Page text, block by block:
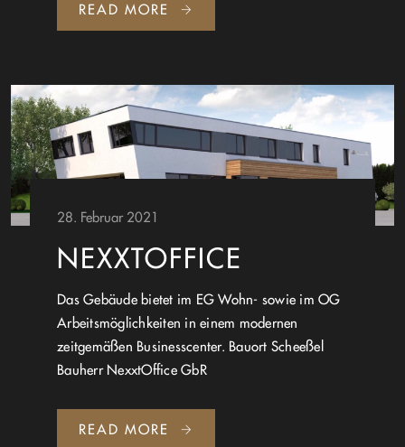
READ MORE
28. Februar 2021
NEXXTOFFICE
Das Gebäude bietet im EG Wohn- sowie im OG
Arbeitsmöglichkeiten in einem modernen
zeitgemäßen Businesscenter. Bauort Scheeßel
Bauherr NexxtOffice GbR
READ MORE